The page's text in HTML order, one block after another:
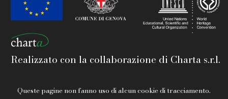
Realizzato con la collaborazione di Charta s.r.l.
Queste pagine non fanno uso di alcun cookie di tracciamento.